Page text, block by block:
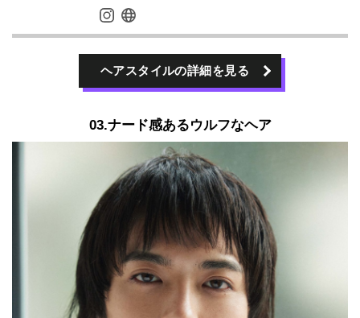
ヘアスタイルの詳細を見る
03.ナード感あるウルフなヘア